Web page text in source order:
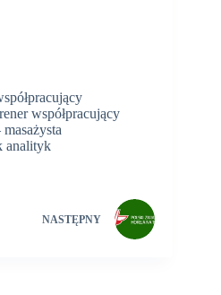
współpracujący
analityk
NASTĘPNY